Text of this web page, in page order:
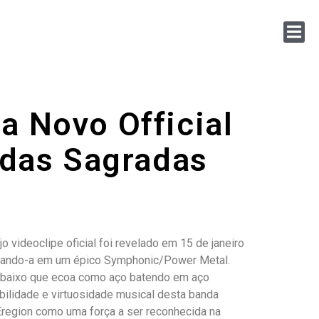
Novo Official
Sagradas
videoclipe oficial foi revelado em 15 de janeiro
a em um épico Symphonic/Power Metal.
que ecoa como aço batendo em aço
e virtuosidade musical desta banda
como uma força a ser reconhecida na